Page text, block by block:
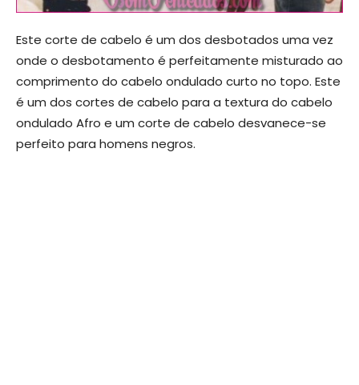
Este corte de cabelo é um dos desbotados uma vez
onde o desbotamento é perfeitamente misturado ao
comprimento do cabelo ondulado curto no topo. Este
é um dos cortes de cabelo para a textura do cabelo
ondulado Afro e um corte de cabelo desvanece-se
perfeito para homens negros.